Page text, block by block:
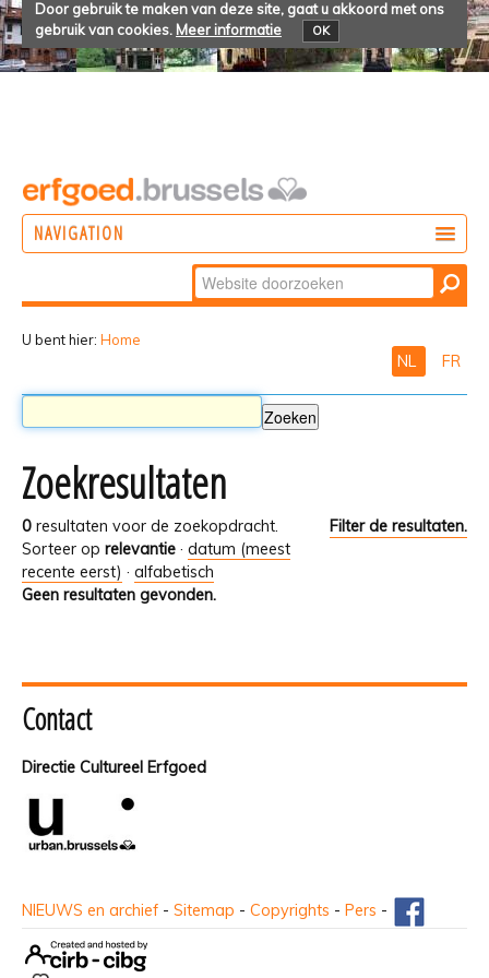
Door gebruik te maken van deze site, gaat u akkoord met ons
gebruik van cookies. Meer informatie OK
NAVIGATION
Zoek
Geavanceerd
U bent hier: Home
NL FR
Zoekresultaten
0 resultaten voor de zoekopdracht.
Filter de resultaten.
Sorteer op relevantie · datum (meest
recente eerst) · alfabetisch
Geen resultaten gevonden.
Contact
Directie Cultureel Erfgoed
NIEUWS en archief - Sitemap - Copyrights - Pers -